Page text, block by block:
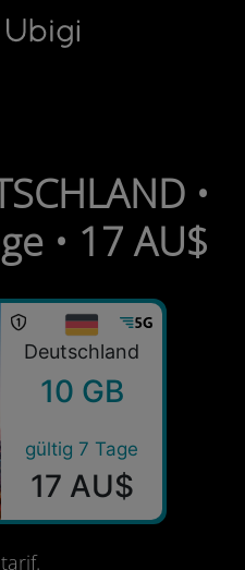
Fußzeile
•
• 17 AU$
Deutschland
10 GB
gültig 7 Tage
17 AU$